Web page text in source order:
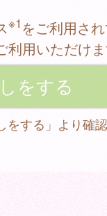
※1 をご利用さ
利用いただけ
をする」より確